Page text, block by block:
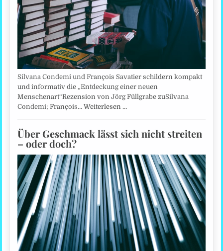
Silvana Condemi und François Savatier schildern kompakt
und informativ die „Entdeckung einer neuen
Menschenart“Rezension von Jörg Füllgrabe zuSilvana
Condemi; François…Weiterlesen …
Über Geschmack lässt sich nicht streiten
– oder doch?